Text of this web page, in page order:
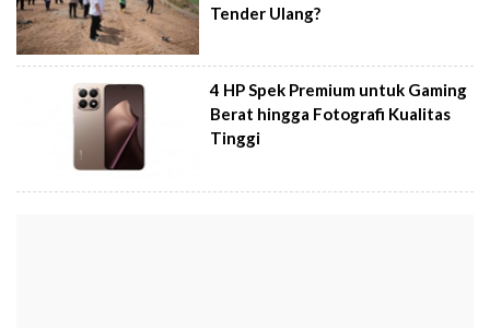
Tender Ulang?
4 HP Spek Premium untuk Gaming
Berat hingga Fotografi Kualitas
Tinggi